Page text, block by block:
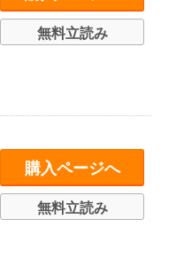
無料立読み
購入ページへ
無料立読み